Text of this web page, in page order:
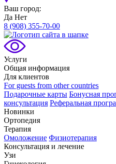
Ваш город:
Да Нет
8 (908) 355-70-00
Услуги
Общая информация
Для клиентов
For guests from other countries
Подарочные карты Бонусная
консультация Реферальная
Новинки
Ортопедия
Терапия
Омоложение Физиотерапия
Консультация и лечение
Узи